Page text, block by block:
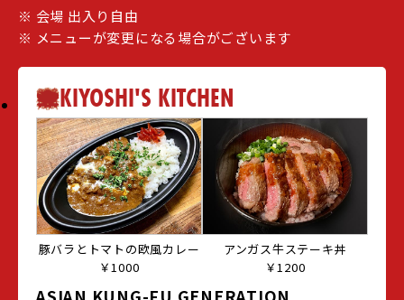
※ 会場 出入り自由
※ メニューが変更になる場合がございます
KIYOSHI'S KITCHEN
豚バラとトマトの欧風カレー
￥1000
アンガス牛ステーキ丼
￥1200